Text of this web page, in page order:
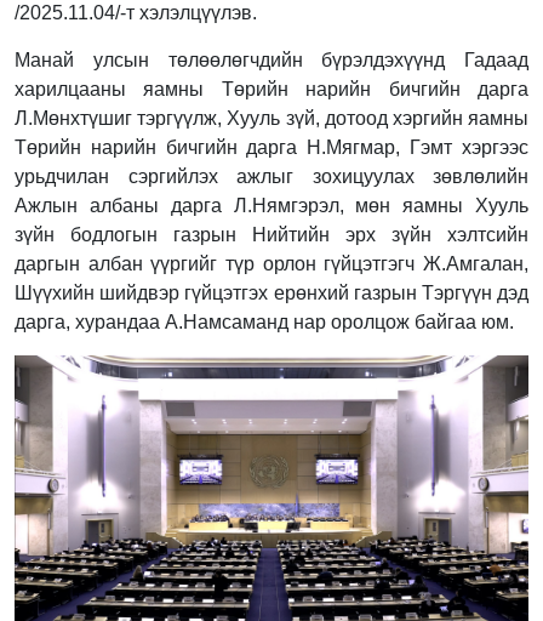
/2025.11.04/-т хэлэлцүүлэв.
Манай улсын төлөөлөгчдийн бүрэлдэхүүнд Гадаад
харилцааны яамны Төрийн нарийн бичгийн дарга
Л.Мөнхтүшиг тэргүүлж, Хууль зүй, дотоод хэргийн яамны
Төрийн нарийн бичгийн дарга Н.Мягмар, Гэмт хэргээс
урьдчилан сэргийлэх ажлыг зохицуулах зөвлөлийн
Ажлын албаны дарга Л.Нямгэрэл, мөн яамны Хууль
зүйн бодлогын газрын Нийтийн эрх зүйн хэлтсийн
даргын албан үүргийг түр орлон гүйцэтгэгч Ж.Амгалан,
Шүүхийн шийдвэр гүйцэтгэх ерөнхий газрын Тэргүүн дэд
дарга, хурандаа А.Намсаманд нар оролцож байгаа юм.